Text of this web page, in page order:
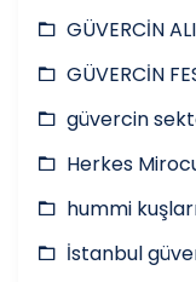
GÜVERCİN
GÜVERCİN
güvercin
Herkes
hummi
İstanbul